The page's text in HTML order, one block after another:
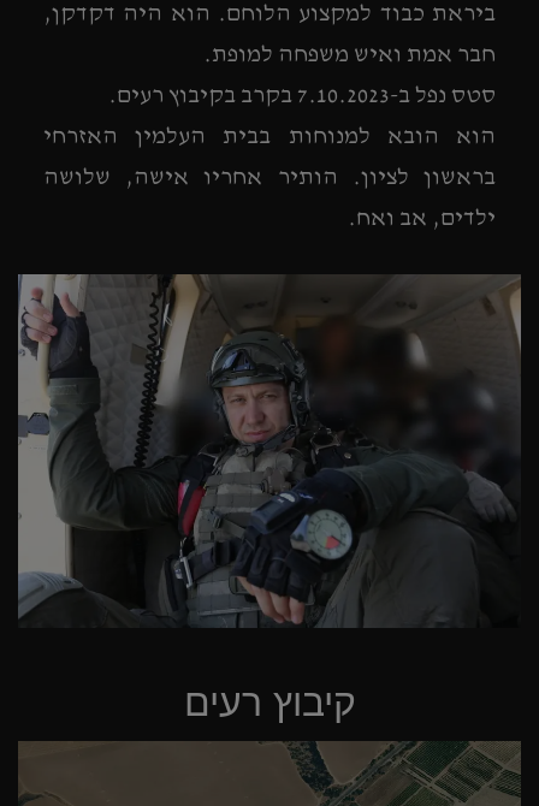
ביראת כבוד למקצוע הלוחם. הוא היה דקדקן,
חבר אמת ואיש משפחה למופת.
סטס נפל ב-7.10.2023 בקרב בקיבוץ רעים.
הוא הובא למנוחות בבית העלמין האזרחי
בראשון לציון. הותיר אחריו אישה, שלושה
ילדים, אב ואח.
קיבוץ רעים